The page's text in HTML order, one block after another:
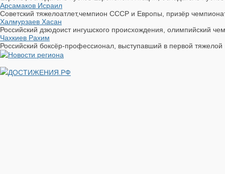
Арсамаков Исраил
Советский тяжелоатлет,чемпион СССР и Европы, призёр
Халмурзаев Хасан
Российский дзюдоист ингушского происхождения, олимпийский
Чахкиев Рахим
Российский боксёр-профессионал, выступавший в первой
ДОСТИЖЕНИЯ.РФ